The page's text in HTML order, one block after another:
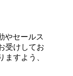
やセールス
受けしてお
ますよう、